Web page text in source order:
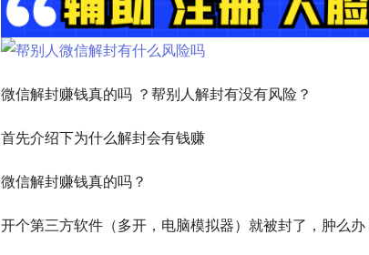
微信解封赚钱真的吗 ？帮别人解封有没有风险？
首先介绍下为什么解封会有钱赚
微信解封赚钱真的吗？
开个第三方软件（多开，电脑模拟器）就被封了，肿么